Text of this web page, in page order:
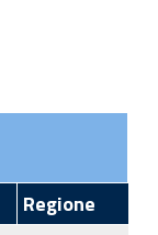
Regione